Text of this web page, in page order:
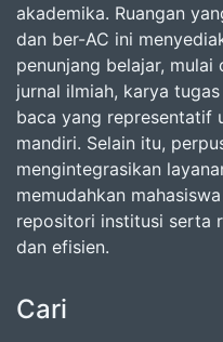
akademika. Ruangan
dan ber-AC ini
penunjang belajar,
jurnal ilmiah, karya
baca yang representatif
mandiri. Selain itu,
mengintegrasikan
memudahkan
repositori institusi serta
dan efisien.
Cari